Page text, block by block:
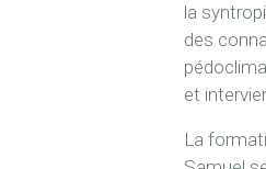
la
des
et
La